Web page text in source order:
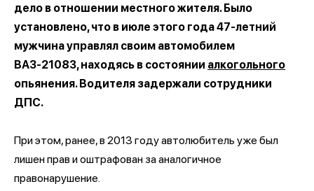
дело в отношении местного жителя. Было
установлено, что в июле этого года 47-летний
мужчина управлял своим автомобилем
ВАЗ-21083, находясь в состоянии алкогольного
опьянения. Водителя задержали сотрудники
ДПС.
При этом, ранее, в 2013 году автолюбитель уже был
лишен прав и оштрафован за аналогичное
правонарушение.